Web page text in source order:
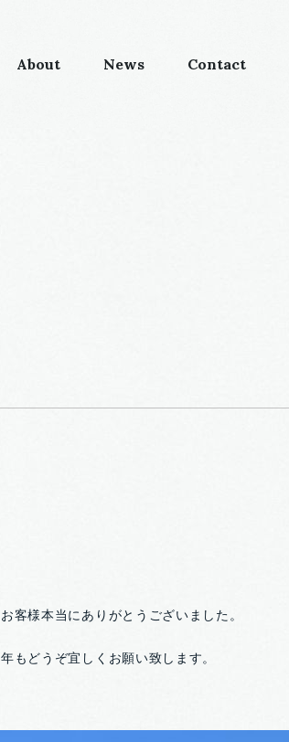
About News Contact
客様本当にありがとうございました。
もどうぞ宜しくお願い致します。